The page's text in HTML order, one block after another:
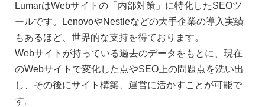
LumarはWebサイトの「内部対策」に特化したSEOツ
ールです。LenovoやNestleなどの大手企業の導入実績
もあるほど、世界的な支持を得ております。
Webサイトが持っている過去のデータをもとに、現在
のWebサイトで変化した点やSEO上の問題点を洗い出
し、その後にサイト構築、運営に活かすことが可能で
す。